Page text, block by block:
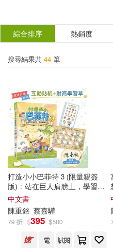
結
選
分類 (單選)
所有商品(44) 圖書
電子書(10)
展開
作者 (可複選)
陳重銘(42) 吳淡
激力工作室 (3)
施慧玲(1) 林秀雄(1)
展開
綜合排序 熱銷度
搜尋結果共 44 筆
打造小小巴菲特 3 (限量親簽
版)：站在巨人肩膀上，學習賺
錢鈔能力(附超值加碼互動貼紙/
財商學習單)
中文書
陳重銘 蔡嘉驊
79 折 $395 $500
電
試閱